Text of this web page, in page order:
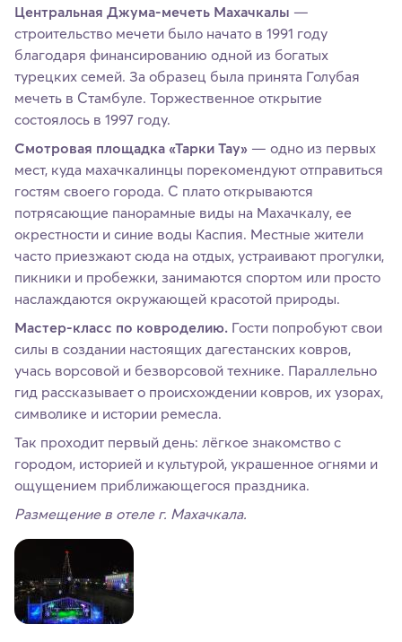
Центральная Джума-мечеть Махачкалы —
строительство мечети было начато в 1991 году
благодаря финансированию одной из богатых
турецких семей. За образец была принята Голубая
мечеть в Стамбуле. Торжественное открытие
состоялось в 1997 году.
Смотровая площадка «Тарки Тау» — одно из первых
мест, куда махачкалинцы порекомендуют отправиться
гостям своего города. С плато открываются
потрясающие панорамные виды на Махачкалу, ее
окрестности и синие воды Каспия. Местные жители
часто приезжают сюда на отдых, устраивают прогулки,
пикники и пробежки, занимаются спортом или просто
наслаждаются окружающей красотой природы.
Мастер-класс по ковроделию. Гости попробуют свои
силы в создании настоящих дагестанских ковров,
учась ворсовой и безворсовой технике. Параллельно
гид рассказывает о происхождении ковров, их узорах,
символике и истории ремесла.
Так проходит первый день: лёгкое знакомство с
городом, историей и культурой, украшенное огнями и
ощущением приближающегося праздника.
Размещение в отеле г. Махачкала.